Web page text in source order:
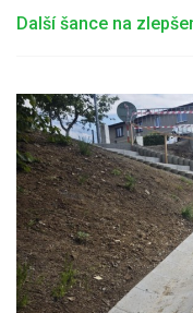
Další šance na